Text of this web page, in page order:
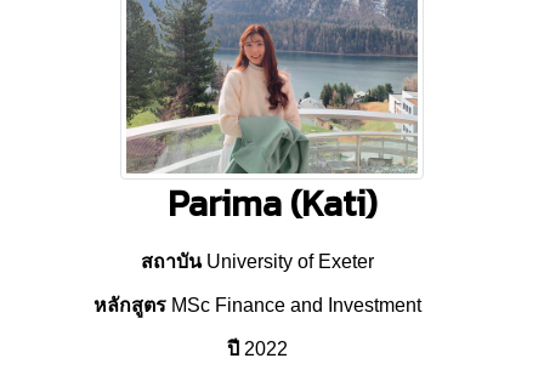
Parima (Kati)
สถาบันUniversity of Exeter
หลักสูตร MSc Finance and Investment
ปี 2022